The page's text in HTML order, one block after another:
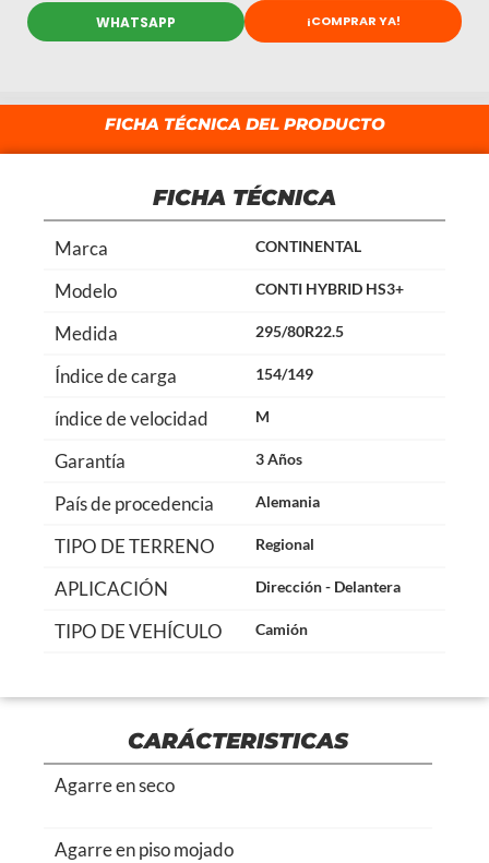
WHATSAPP ¡COMPRAR YA!
FICHA TÉCNICA DEL PRODUCTO
FICHA TÉCNICA
Marca CONTINENTAL
Modelo CONTI HYBRID HS3+
Medida 295/80R22.5
Índice de carga 154/149
índice de velocidad M
Garantía 3 Años
País de procedencia Alemania
TIPO DE TERRENO Regional
APLICACIÓN Dirección - Delantera
TIPO DE VEHÍCULO Camión
CARÁCTERISTICAS
Agarre en seco
Agarre en piso mojado